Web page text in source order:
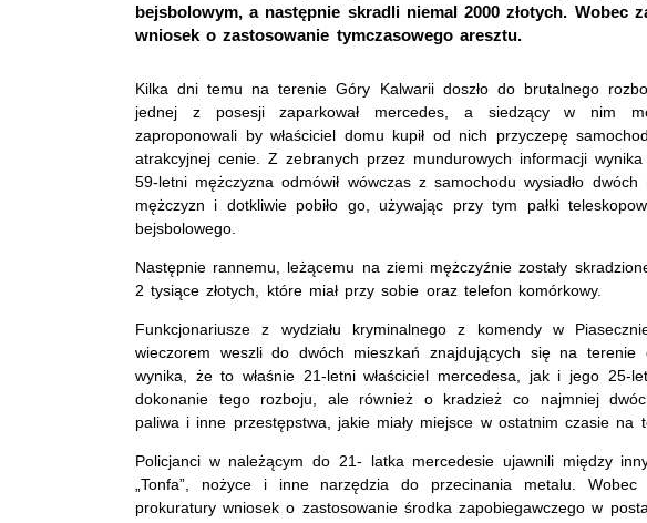
bejsbolowym, a następnie skradli niemal 2000 złotych. Wobec
wniosek o zastosowanie tymczasowego aresztu.
Kilka dni temu na terenie Góry Kalwarii doszło do brutalnego
jednej z posesji zaparkował mercedes, a siedzący w nim
zaproponowali by właściciel domu kupił od nich przyczepę
atrakcyjnej cenie. Z zebranych przez mundurowych informacji
59-letni mężczyzna odmówił wówczas z samochodu wysiadło dwóch
mężczyzn i dotkliwie pobiło go, używając przy tym pałki
bejsbolowego.
Następnie rannemu, leżącemu na ziemi mężczyźnie zostały
2 tysiące złotych, które miał przy sobie oraz telefon komórkowy.
Funkcjonariusze z wydziału kryminalnego z komendy w
wieczorem weszli do dwóch mieszkań znajdujących się na terenie
wynika, że to właśnie 21-letni właściciel mercedesa, jak i jego 25-
dokonanie tego rozboju, ale również o kradzież co najmniej
paliwa i inne przestępstwa, jakie miały miejsce w ostatnim czasie na
Policjanci w należącym do 21- latka mercedesie ujawnili między
„Tonfa”, nożyce i inne narzędzia do przecinania metalu.
prokuratury wniosek o zastosowanie środka zapobiegawczego w